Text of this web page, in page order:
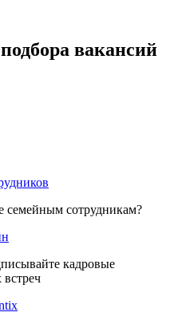
вакансий
семейным сотрудникам?
кадровые